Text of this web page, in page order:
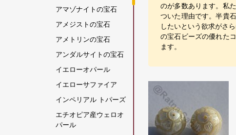
アマゾナイトの宝石
アメジストの宝石
アメトリンの宝石
アンダルサイトの宝石
イエローオパール
イエローサファイア
インペリアル トパーズ
エチオピア産ウェロオ
パール
のが多数あります。私
ついた理由です。半貴
したいという欲求がさ
の宝石ビーズの優れた
ます。